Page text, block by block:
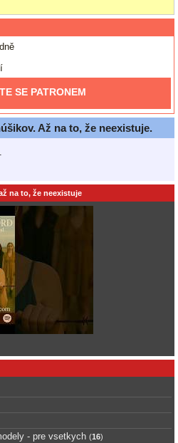
SE PATRONEM
Až na to, že neexistuje.
na to, že neexistuje
- pre vsetkych (16)